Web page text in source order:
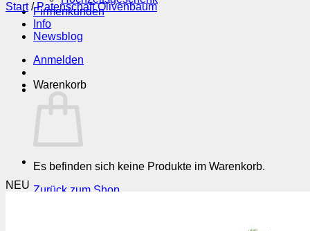
Firmenkunden
Info
Newsblog
Anmelden
Warenkorb
Es befinden sich keine Produkte im Warenkorb.
Zurück zum Shop
Start / Patenschaft Olivenbaum
NEU